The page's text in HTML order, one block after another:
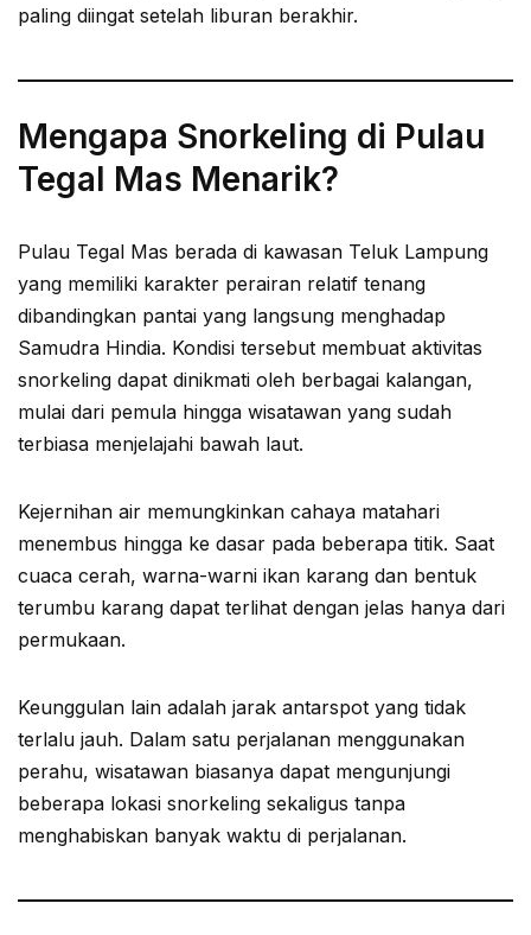
paling diingat setelah liburan berakhir.
Mengapa Snorkeling di Pulau
Tegal Mas Menarik?
Pulau Tegal Mas berada di kawasan Teluk Lampung
yang memiliki karakter perairan relatif tenang
dibandingkan pantai yang langsung menghadap
Samudra Hindia. Kondisi tersebut membuat aktivitas
snorkeling dapat dinikmati oleh berbagai kalangan,
mulai dari pemula hingga wisatawan yang sudah
terbiasa menjelajahi bawah laut.
Kejernihan air memungkinkan cahaya matahari
menembus hingga ke dasar pada beberapa titik. Saat
cuaca cerah, warna-warni ikan karang dan bentuk
terumbu karang dapat terlihat dengan jelas hanya dari
permukaan.
Keunggulan lain adalah jarak antarspot yang tidak
terlalu jauh. Dalam satu perjalanan menggunakan
perahu, wisatawan biasanya dapat mengunjungi
beberapa lokasi snorkeling sekaligus tanpa
menghabiskan banyak waktu di perjalanan.